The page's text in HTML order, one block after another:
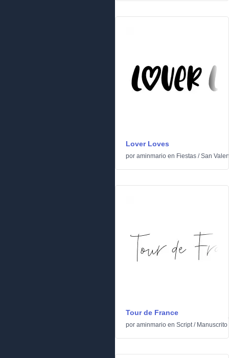
Lover Loves
por aminmario en Fiestas /San
Tour de France
por aminmario en Script/ Manuscrito